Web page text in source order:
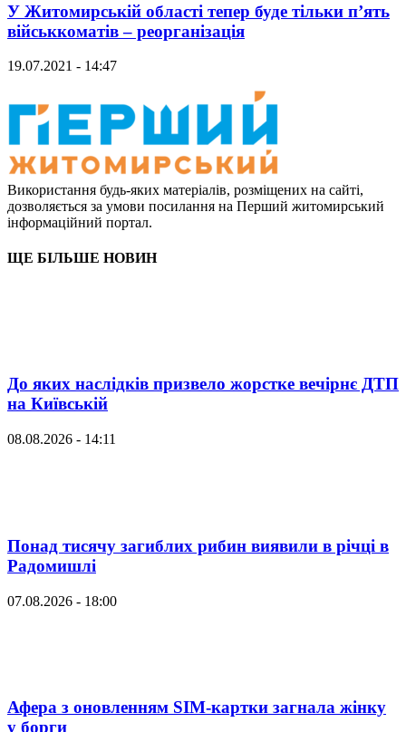
У Житомирській області тепер буде тільки п’ять
військкоматів – реорганізація
19.07.2021 - 14:47
Використання будь-яких матеріалів, розміщених на сайті,
дозволяється за умови посилання на Перший житомирський
інформаційний портал.
ЩЕ БІЛЬШЕ НОВИН
До яких наслідків призвело жорстке вечірнє ДТП
на Київській
08.08.2026 - 14:11
Понад тисячу загиблих рибин виявили в річці в
Радомишлі
07.08.2026 - 18:00
Афера з оновленням SIM-картки загнала жінку
у борги